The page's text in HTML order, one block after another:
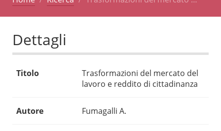
Dettagli
Titolo
Trasformazioni del mercato del
lavoro e reddito di cittadinanza
Autore Fumagalli A.